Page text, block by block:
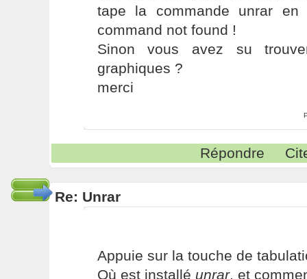
tape la commande unrar
command not found !
Sinon vous avez su
graphiques ?
merci
Répondre
Re: Unrar
Appuie sur la touche de
Où est installé unrar, et